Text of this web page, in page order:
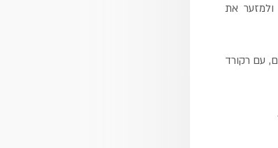
ולמזער את
עם רקורד